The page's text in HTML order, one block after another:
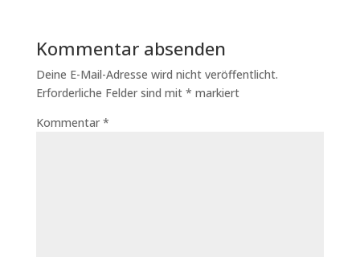
Kommentar absenden
Deine E-Mail-Adresse wird nicht veröffentlicht.
Erforderliche Felder sind mit * markiert
Kommentar *